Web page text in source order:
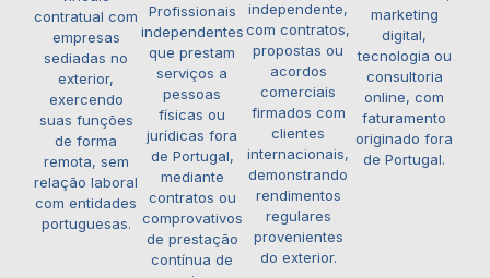
contratual com
empresas
sediadas no
exterior,
exercendo
suas funções
de forma
remota, sem
relação laboral
com entidades
portuguesas.
Profissionais
independentes
que prestam
serviços a
pessoas
físicas ou
jurídicas fora
de Portugal,
mediante
contratos ou
comprovativos
de prestação
contínua de
independente,
com contratos,
propostas ou
acordos
comerciais
firmados com
clientes
internacionais,
demonstrando
rendimentos
regulares
provenientes
do exterior.
marketing
digital,
tecnologia ou
consultoria
online, com
faturamento
originado fora
de Portugal.